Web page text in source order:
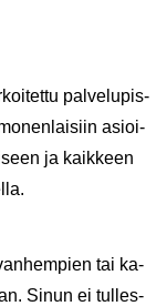
pal­ve­lu­pis­
asioi­
ja kaik­keen
tai ka­
Sinun ei tul­les­